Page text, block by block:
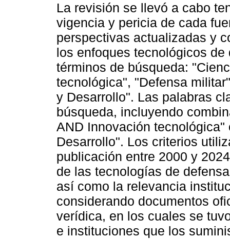
La revisión se llevó a cabo
vigencia y pericia de cada
perspectivas actualizadas y
los enfoques tecnológicos
términos de búsqueda:
tecnológica", "Defensa
y Desarrollo". Las palabras
búsqueda, incluyendo
AND Innovación
Desarrollo". Los criterios
publicación entre 2000 y
de las tecnologías de
así como la relevancia
considerando documentos
verídica, en los cuales se
e instituciones que los